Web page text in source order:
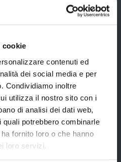
cookie
contenuti ed
dei social media e per
Condividiamo inoltre
utilizza il nostro sito con i
di analisi dei dati web,
potrebbero combinarle
fornito loro o che hanno
loro servizi.
del 28/01/2023